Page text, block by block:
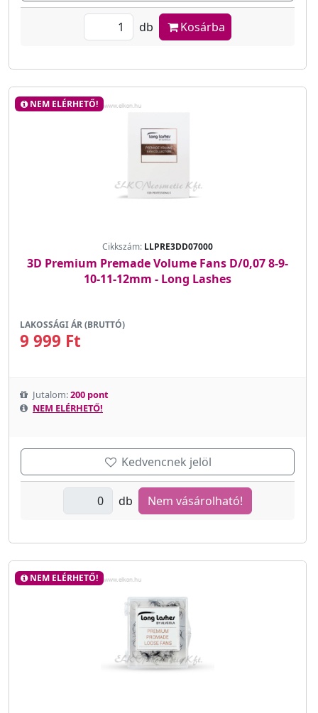
db Kosárba
NEM ELÉRHETŐ!
Cikkszám: LLPRE3DD07000
3D Premium Premade Volume Fans D/0,07 8-9-
10-11-12mm - Long Lashes
LAKOSSÁGI ÁR (BRUTTÓ)
9 999 Ft
Jutalom:200 pont
NEM ELÉRHETŐ!
Kedvencnek jelöl
db Nem vásárolható!
NEM ELÉRHETŐ!